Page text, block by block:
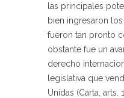
las principales
bien ingresaron
fueron tan pronto
obstante fue un
derecho
legislativa que
Unidas (Carta, arts.